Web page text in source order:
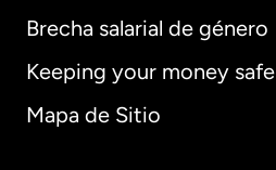
Brecha salarial de género
Keeping your money safe
Mapa de Sitio
Alemania